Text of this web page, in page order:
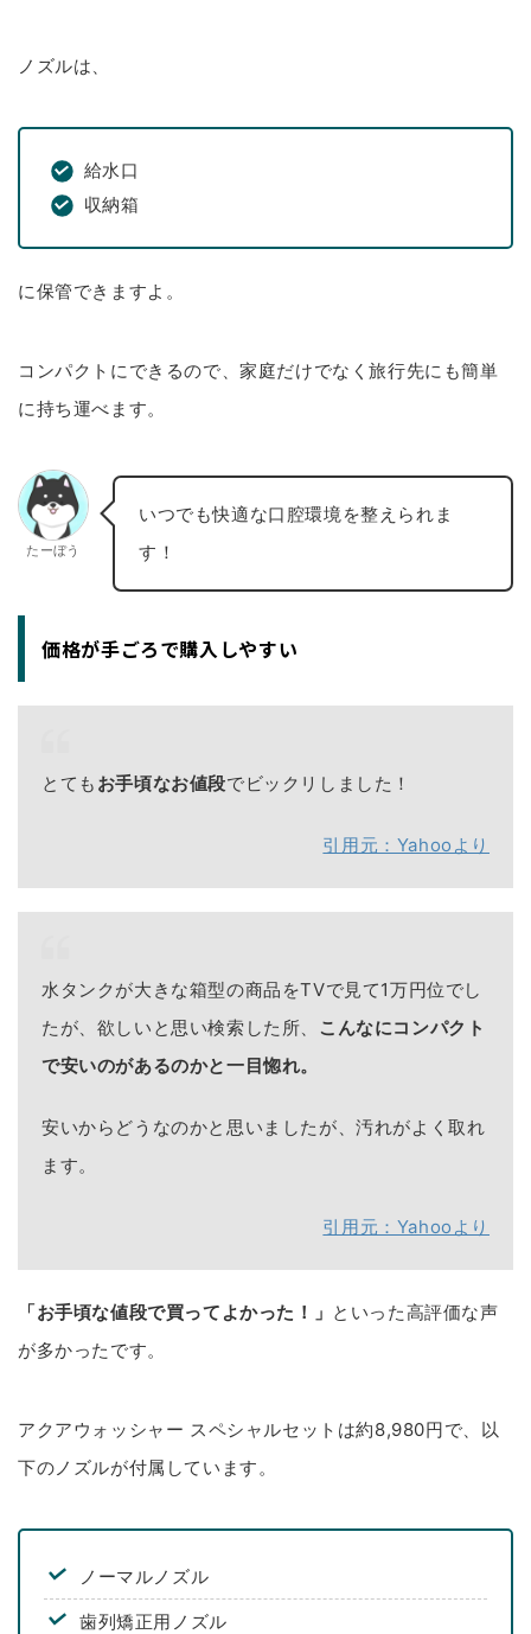
ノズルは、
給水口
収納箱
に保管できますよ。
コンパクトにできるので、家庭だけでなく旅行先にも簡単
に持ち運べます。
たーぼう
いつでも快適な口腔環境を整えられま
す！
価格が手ごろで購入しやすい
とても お手頃なお値段でビックリしました！
引用元：Yahooより
水タンクが大きな箱型の商品をTVで見て1万円位でし
たが、欲しいと思い検索した所、 こんなにコンパクト
で安いのがあるのかと一目惚れ。
安いからどうなのかと思いましたが、汚れがよく取れ
ます。
引用元：Yahooより
「お手頃な値段で買ってよかった！」 といった高評価な声
が多かったです。
アクアウォッシャー スペシャルセットは約8,980円で、以
下のノズルが付属しています。
ノーマルノズル
歯列矯正用ノズル